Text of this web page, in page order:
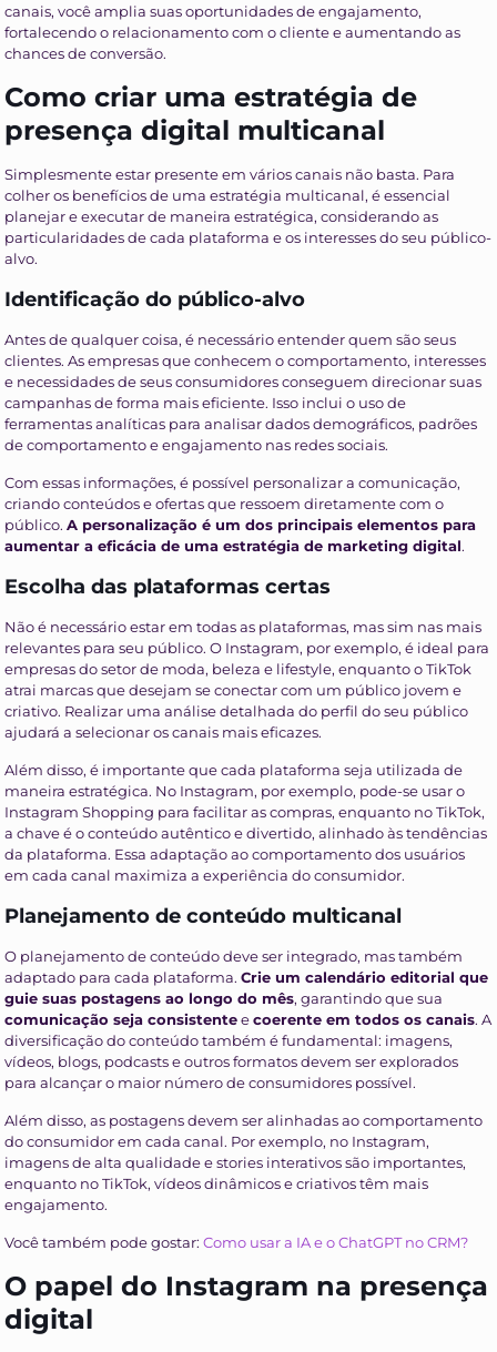
canais, você amplia suas oportunidades de engajamento,
fortalecendo o relacionamento com o cliente e aumentando as
chances de conversão.
Como criar uma estratégia de
presença digital multicanal
Simplesmente estar presente em vários canais não basta. Para
colher os benefícios de uma estratégia multicanal, é essencial
planejar e executar de maneira estratégica, considerando as
particularidades de cada plataforma e os interesses do seu público-
alvo.
Identificação do público-alvo
Antes de qualquer coisa, é necessário entender quem são seus
clientes. As empresas que conhecem o comportamento, interesses
e necessidades de seus consumidores conseguem direcionar suas
campanhas de forma mais eficiente. Isso inclui o uso de
ferramentas analíticas para analisar dados demográficos, padrões
de comportamento e engajamento nas redes sociais.
Com essas informações, é possível personalizar a comunicação,
criando conteúdos e ofertas que ressoem diretamente com o
público.A personalização é um dos principais elementos para
aumentar a eficácia de uma estratégia de marketing digital.
Escolha das plataformas certas
Não é necessário estar em todas as plataformas, mas sim nas mais
relevantes para seu público. O Instagram, por exemplo, é ideal para
empresas do setor de moda, beleza e lifestyle, enquanto o TikTok
atrai marcas que desejam se conectar com um público jovem e
criativo. Realizar uma análise detalhada do perfil do seu público
ajudará a selecionar os canais mais eficazes.
Além disso, é importante que cada plataforma seja utilizada de
maneira estratégica. No Instagram, por exemplo, pode-se usar o
Instagram Shopping para facilitar as compras, enquanto no TikTok,
a chave é o conteúdo autêntico e divertido, alinhado às tendências
da plataforma. Essa adaptação ao comportamento dos usuários
em cada canal maximiza a experiência do consumidor.
Planejamento de conteúdo multicanal
O planejamento de conteúdo deve ser integrado, mas também
adaptado para cada plataforma.Crie um calendário editorial que
guie suas postagens ao longo do mês, garantindo que sua
comunicação seja consistenteecoerente em todos os canais. A
diversificação do conteúdo também é fundamental: imagens,
vídeos, blogs, podcasts e outros formatos devem ser explorados
para alcançar o maior número de consumidores possível.
Além disso, as postagens devem ser alinhadas ao comportamento
do consumidor em cada canal. Por exemplo, no Instagram,
imagens de alta qualidade e stories interativos são importantes,
enquanto no TikTok, vídeos dinâmicos e criativos têm mais
engajamento.
Você também pode gostar:Como usar a IA e o ChatGPT no CRM?
O papel do Instagram na presença
digital